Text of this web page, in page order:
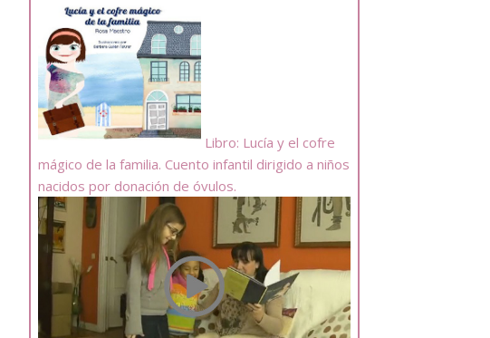
Libro: Lucía y el cofre
mágico de la familia. Cuento infantil dirigido a niños
nacidos por donación de óvulos.